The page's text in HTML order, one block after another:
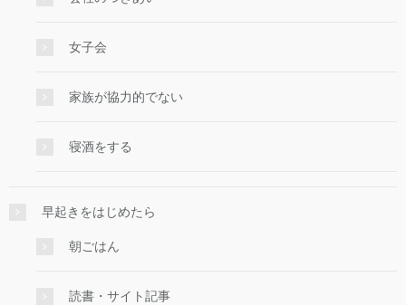
女子会
家族が協力的でない
寝酒をする
早起きをはじめたら
朝ごはん
読書・サイト記事